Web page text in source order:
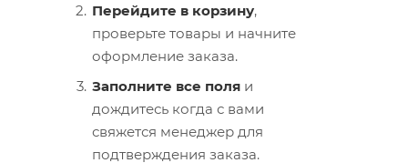
Перейдите в корзину,
проверьте товары и начните
оформление заказа.
Заполните все поля и
дождитесь когда с вами
свяжется менеджер для
подтверждения заказа.